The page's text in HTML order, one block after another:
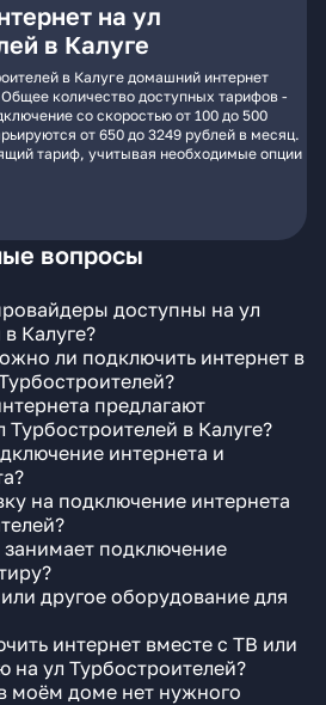
на ул
в Калуге
в Калуге домашний интернет
количество доступных тарифов -
со скоростью от 100 до 500
от 650 до 3249 рублей в месяц.
тариф, учитывая необходимые опции
вопросы
доступны на ул
Калуге?
ли подключить интернет в
предлагают
в Калуге?
интернета и
на подключение интернета
подключение
другое оборудование для
интернет вместе с ТВ или
на ул Турбостроителей?
моём доме нет нужного